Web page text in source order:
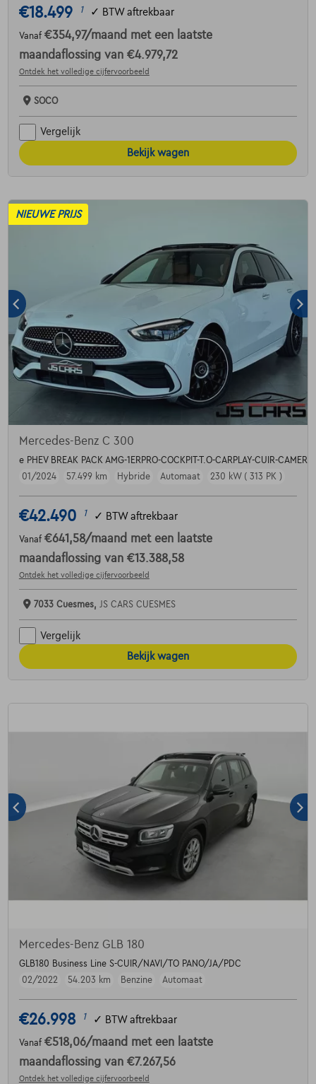
€18.499 1 ✓ BTW aftrekbaar
Vanaf €354,97/maand met een laatste
maandaflossing van €4.979,72
Ontdek het volledige cijfervoorbeeld
SOCO
Vergelijk
Bekijk wagen
NIEUWE PRIJS
Mercedes-Benz C 300
e PHEV BREAK PACK AMG-1ERPRO-COCKPIT-T.O-CARPLAY-CUIR-
01/2024
57.499 km Hybride Automaat 230 kW ( 313 PK )
€42.490 1 ✓ BTW aftrekbaar
Vanaf €641,58/maand met een laatste
maandaflossing van €13.388,58
Ontdek het volledige cijfervoorbeeld
7033 Cuesmes, JS CARS CUESMES
Vergelijk
Bekijk wagen
Mercedes-Benz GLB 180
GLB180 Business Line S-CUIR/NAVI/TO PANO/JA/PDC
02/2022
54.203 km Benzine Automaat
€26.998 1 ✓ BTW aftrekbaar
Vanaf €518,06/maand met een laatste
maandaflossing van €7.267,56
Ontdek het volledige cijfervoorbeeld